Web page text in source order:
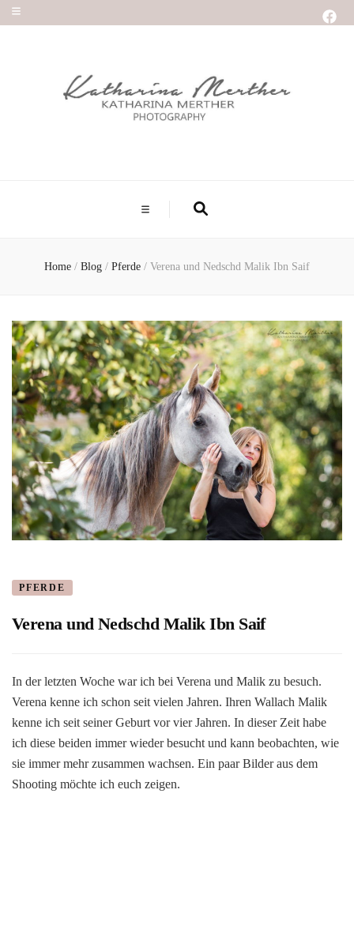
Home / Blog / Pferde / Verena und Nedschd Malik Ibn Saif
PFERDE
Verena und Nedschd Malik Ibn Saif
In der letzten Woche war ich bei Verena und Malik zu besuch.
Verena kenne ich schon seit vielen Jahren. Ihren Wallach Malik
kenne ich seit seiner Geburt vor vier Jahren. In dieser Zeit habe
ich diese beiden immer wieder besucht und kann beobachten, wie
sie immer mehr zusammen wachsen. Ein paar Bilder aus dem
Shooting möchte ich euch zeigen.